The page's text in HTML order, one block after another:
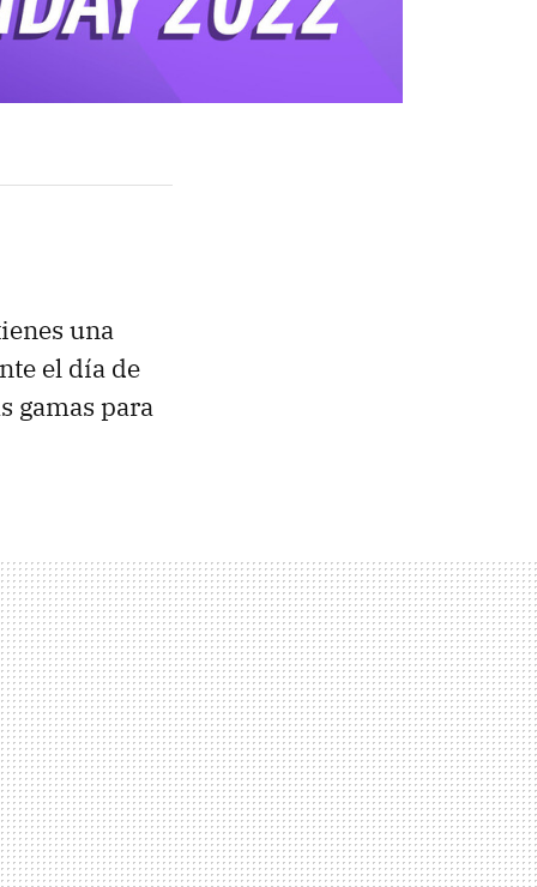
una
el día de
gamas para